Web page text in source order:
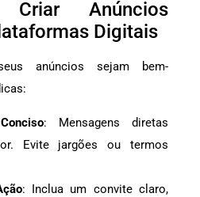
Anúncios
Digitais
anúncios sejam bem-
: Mensagens diretas
Evite jargões ou termos
: Inclua um convite claro,